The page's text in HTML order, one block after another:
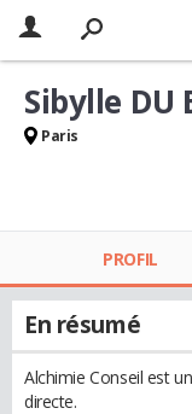
Sibylle DU
Paris
PROFIL
En résumé
Alchimie Conseil est
directe.